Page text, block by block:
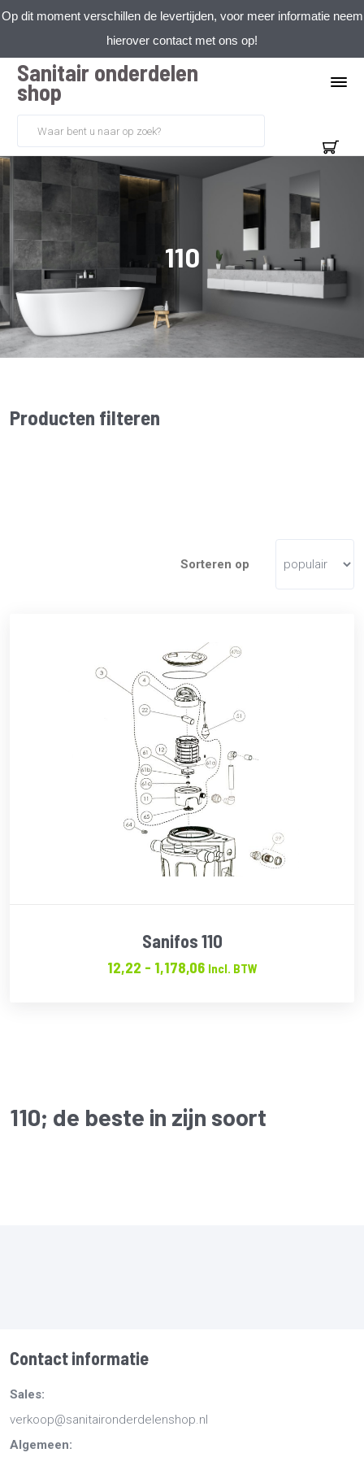
Op dit moment verschillen de levertijden, voor meer informatie neem
hierover contact met ons op!
Sanitair onderdelen
shop
110
Sorteren op
Sanifos 110
12,22 - 1,178,06Prijsklasse:
Incl. BTW
Producten filteren
110; de beste in zijn soort
Contact informatie
Sales:
verkoop@sanitaironderdelenshop.nl
Algemeen: